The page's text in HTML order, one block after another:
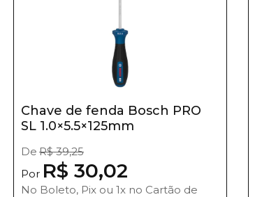
Chave de fenda Bosch PRO
SL 1.0×5.5×125mm
De R$ 39,25
Por R$ 30,02
No Boleto, Pix ou 1x no Cartão de